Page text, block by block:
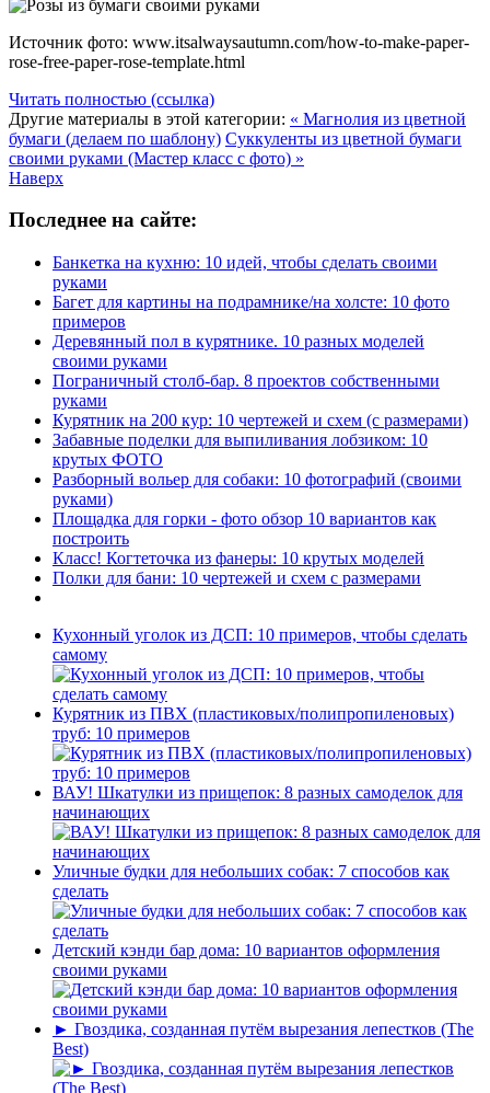
Источник фото: www.itsalwaysautumn.com/how-to-make-paper-
rose-free-paper-rose-template.html
Читать полностью (ссылка)
Другие материалы в этой категории: « Магнолия из цветной
бумаги (делаем по шаблону) Суккуленты из цветной бумаги
своими руками (Мастер класс с фото) »
Наверх
Последнее на сайте:
Банкетка на кухню: 10 идей, чтобы сделать своими
руками
Багет для картины на подрамнике/на холсте: 10 фото
примеров
Деревянный пол в курятнике. 10 разных моделей
своими руками
Пограничный столб-бар. 8 проектов собственными
руками
Курятник на 200 кур: 10 чертежей и схем (с размерами)
Забавные поделки для выпиливания лобзиком: 10
крутых ФОТО
Разборный вольер для собаки: 10 фотографий (своими
руками)
Площадка для горки - фото обзор 10 вариантов как
построить
Класс! Когтеточка из фанеры: 10 крутых моделей
Полки для бани: 10 чертежей и схем с размерами
Кухонный уголок из ДСП: 10 примеров, чтобы сделать
самому
Курятник из ПВХ (пластиковых/полипропиленовых)
труб: 10 примеров
ВАУ! Шкатулки из прищепок: 8 разных самоделок для
начинающих
Уличные будки для небольших собак: 7 способов как
сделать
Детский кэнди бар дома: 10 вариантов оформления
своими руками
► Гвоздика, созданная путём вырезания лепестков (The
Best)